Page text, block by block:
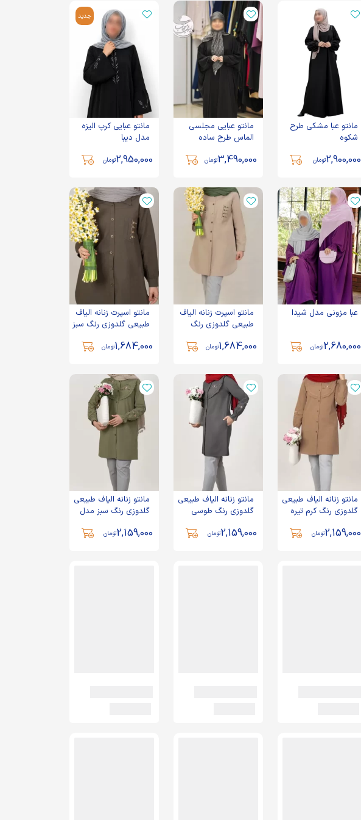
مانتو عبا مشکی طرح
شکوه
2,900,000تومان
مانتو عبایی مجلسی
الماس طرح ساده
3,490,000تومان
جدید
مانتو عبایی کرپ الیزه
مدل دیبا
2,950,000تومان
عبا مزونی مدل شیدا
2,680,000تومان
مانتو اسپرت زنانه الیاف
طبیعی گلدوزی رنگ
1,684,000تومان
مانتو اسپرت زنانه الیاف
طبیعی گلدوزی رنگ سبز
1,684,000تومان
مانتو زنانه الیاف طبیعی
گلدوزی رنگ کرم تیره
2,159,000تومان
مانتو زنانه الیاف طبیعی
گلدوزی رنگ طوسی
2,159,000تومان
مانتو زنانه الیاف طبیعی
گلدوزی رنگ سبز مدل
2,159,000تومان